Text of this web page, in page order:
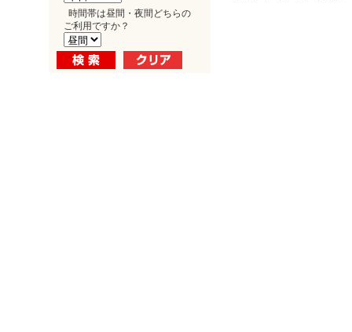
時間帯は昼間・夜間どちらの
ご利用ですか？